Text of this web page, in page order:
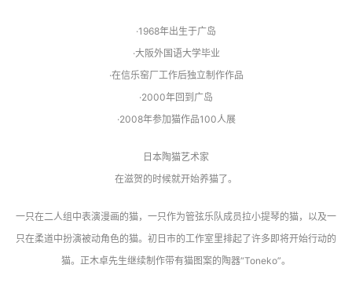
·1968年出生于广岛
·大阪外国语大学毕业
·在信乐窑厂工作后独立制作作品
·2000年回到广岛
·2008年参加猫作品100人展
日本陶猫艺术家
在滋贺的时候就开始养猫了。
一只在二人组中表演漫画的猫，一只作为管弦乐队成员拉小提琴的猫，以及一
只在柔道中扮演被动角色的猫。初日市的工作室里排起了许多即将开始行动的
猫。正木卓先生继续制作带有猫图案的陶器“Toneko”。